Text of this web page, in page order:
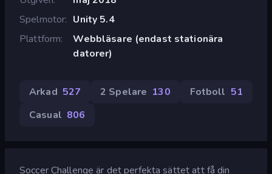
Spelmotor
Unity 5.4
Plattform
Webbläsare (endast stationära
datorer)
Arkad 527 2 Spelare 130 Fotboll 51
Casual 806
Soccer Challenge är det perfekta sättet att få din